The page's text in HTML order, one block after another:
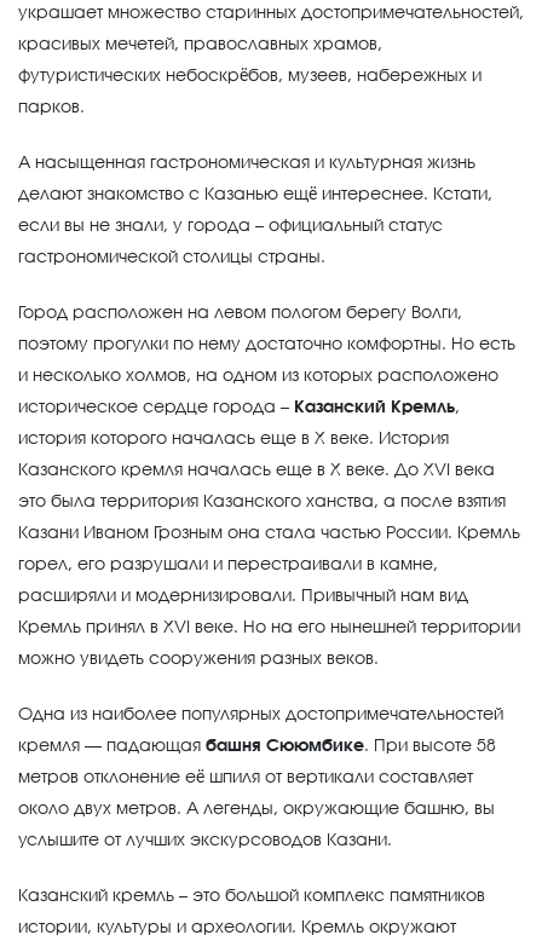
украшает множество старинных достопримечательностей,
красивых мечетей, православных храмов,
футуристических небоскрёбов, музеев, набережных и
парков.
А насыщенная гастрономическая и культурная жизнь
делают знакомство с Казанью ещё интереснее. Кстати,
если вы не знали, у города – официальный статус
гастрономической столицы страны.
Город расположен на левом пологом берегу Волги,
поэтому прогулки по нему достаточно комфортны. Но есть
и несколько холмов, на одном из которых расположено
историческое сердце города – Казанский Кремль,
история которого началась еще в X веке. История
Казанского кремля началась еще в X веке. До XVI века
это была территория Казанского ханства, а после взятия
Казани Иваном Грозным она стала частью России. Кремль
горел, его разрушали и перестраивали в камне,
расширяли и модернизировали. Привычный нам вид
Кремль принял в XVI веке. Но на его нынешней территории
можно увидеть сооружения разных веков.
Одна из наиболее популярных достопримечательностей
кремля — падающая башня Сююмбике. При высоте 58
метров отклонение её шпиля от вертикали составляет
около двух метров. А легенды, окружающие башню, вы
услышите от лучших экскурсоводов Казани.
Казанский кремль – это большой комплекс памятников
истории, культуры и археологии. Кремль окружают